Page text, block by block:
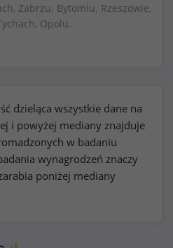
Zabrzu, Bytomiu, Rzeszowie,
Opolu.
dzieląca wszystkie dane na
i powyżej mediany znajduje
w badaniu
wynagrodzeń znaczy
poniżej mediany